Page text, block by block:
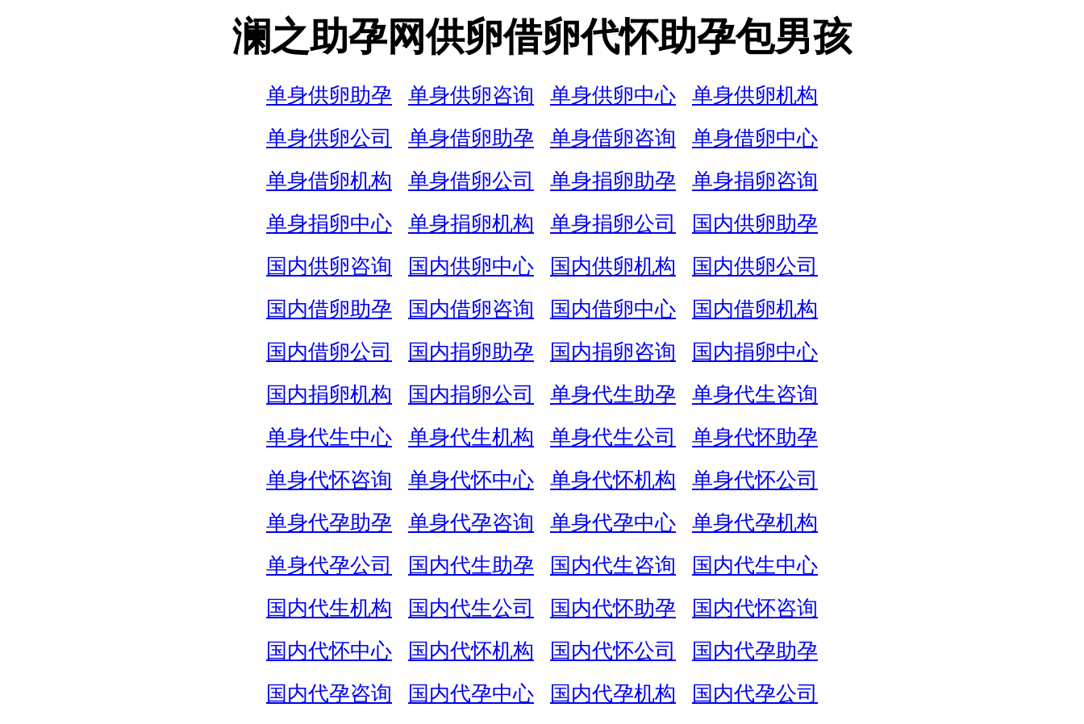
澜之助孕网供卵借卵代怀助孕包男孩
单身供卵助孕 单身供卵咨询 单身供卵中心
单身供卵机构
单身供卵公司
单身借卵助孕 单身借卵咨询
单身借卵中心
单身借卵机构
单身借卵公司 单身捐卵助孕
单身捐卵咨询
单身捐卵中心
单身捐卵机构 单身捐卵公司
国内供卵助孕
国内供卵咨询
国内供卵中心 国内供卵机构
国内供卵公司
国内借卵助孕
国内借卵咨询 国内借卵中心
国内借卵机构
国内借卵公司
国内捐卵助孕 国内捐卵咨询
国内捐卵中心
国内捐卵机构
国内捐卵公司 单身代生助孕
单身代生咨询
单身代生中心
单身代生机构 单身代生公司
单身代怀助孕
单身代怀咨询
单身代怀中心 单身代怀机构
单身代怀公司
单身代孕助孕
单身代孕咨询 单身代孕中心
单身代孕机构
单身代孕公司
国内代生助孕 国内代生咨询
国内代生中心
国内代生机构
国内代生公司 国内代怀助孕
国内代怀咨询
国内代怀中心
国内代怀机构 国内代怀公司
国内代孕助孕
国内代孕咨询
国内代孕中心 国内代孕机构
国内代孕公司